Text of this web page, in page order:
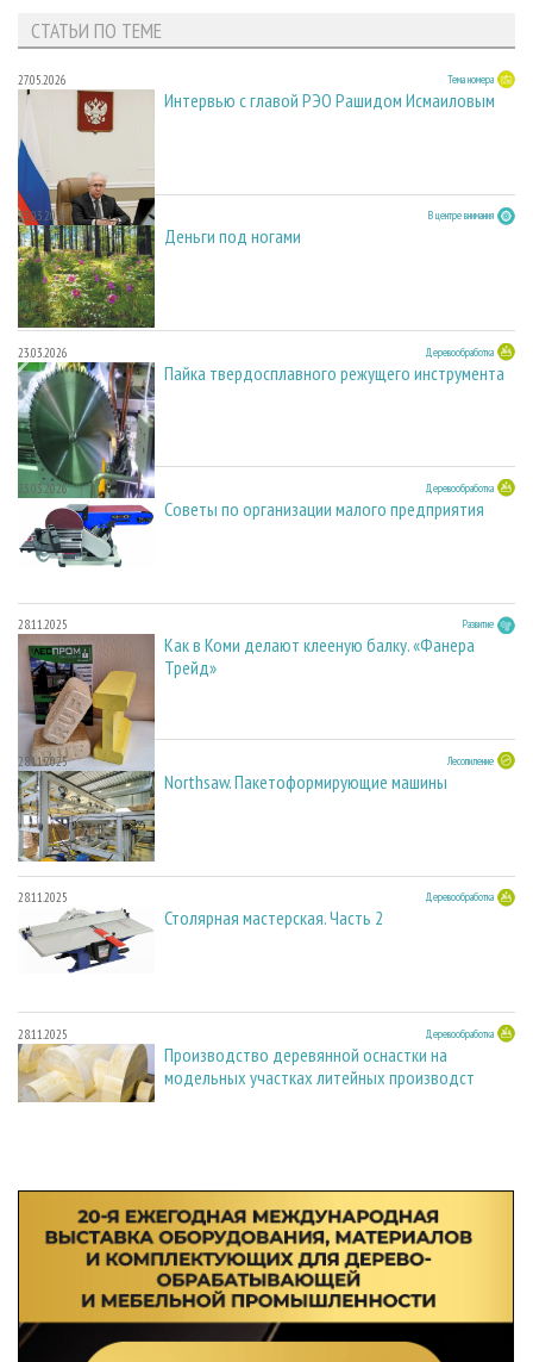
СТАТЬИ ПО ТЕМЕ
27.05.2026 Тема номера
Интервью с главой РЭО Рашидом Исмаиловым
23.03.2026 В центре внимания
Деньги под ногами
23.03.2026 Деревообработка
Пайка твердосплавного режущего инструмента
23.03.2026 Деревообработка
Советы по организации малого предприятия
28.11.2025 Развитие
Как в Коми делают клееную балку. «Фанера
Трейд»
28.11.2025 Лесопиление
Northsaw. Пакетоформирующие машины
28.11.2025 Деревообработка
Столярная мастерская. Часть 2
28.11.2025 Деревообработка
Производство деревянной оснастки на
модельных участках литейных производст